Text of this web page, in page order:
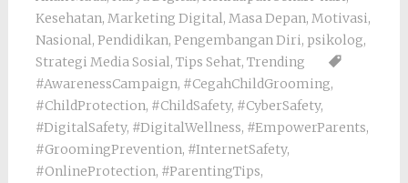
Kesehatan, Marketing Digital, Masa Depan, Motivasi,
Nasional, Pendidikan, Pengembangan Diri, psikolog,
Strategi Media Sosial, Tips Sehat, Trending
#AwarenessCampaign, #CegahChildGrooming,
#ChildProtection, #ChildSafety, #CyberSafety,
#DigitalSafety, #DigitalWellness, #EmpowerParents,
#GroomingPrevention, #InternetSafety,
#OnlineProtection, #ParentingTips,